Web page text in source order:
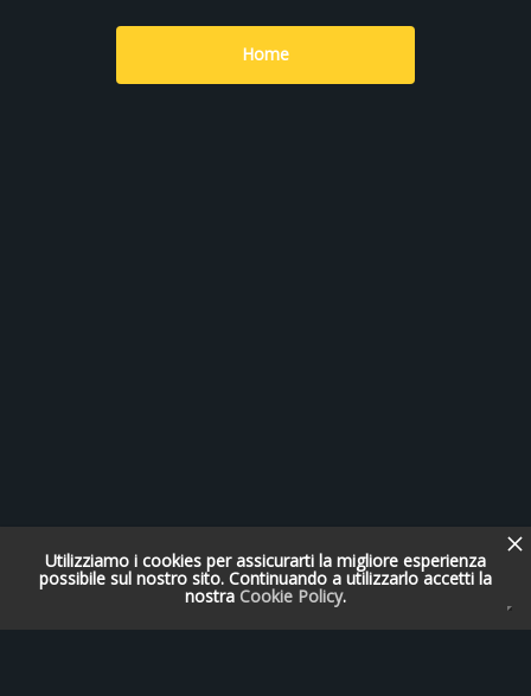
Utilizziamo i cookies per assicurarti la migliore esperienza
possibile sul nostro sito. Continuando a utilizzarlo accetti la
nostra Cookie Policy.
Home